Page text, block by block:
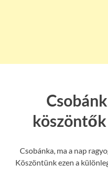
Csobánka, ma a nap
Köszöntünk ezen a